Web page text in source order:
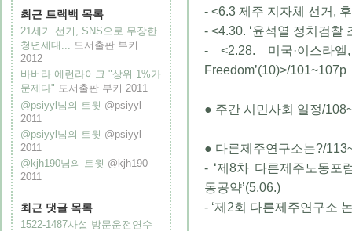
최근 트랙백 목록
21세기 선거, SNS으로 무장한
청년세대... 도서출판 부키
2012
바버라 에런라이크 "상위 1%가
문제다" 도서출판 부키 2011
@psiyyl님의 트윗 @psiyyl
2011
@psiyyl님의 트윗 @psiyyl
2011
@kjh190님의 트윗 @kjh190
2011
최근 댓글 목록
1522-1487사설 방문운전연수
- <6.3 제주 지자체 선거,
- <4.30. ‘윤석열 정치검찰
- <2.28. 미국·이스라
Freedom’(10)>/101~107p
● 주간 시민사회 일정/
● 다른제주연구소는?/
- ‘제8차 다른제주노동포
동공약’(5.06.)
- ‘제2회 다른제주연구소